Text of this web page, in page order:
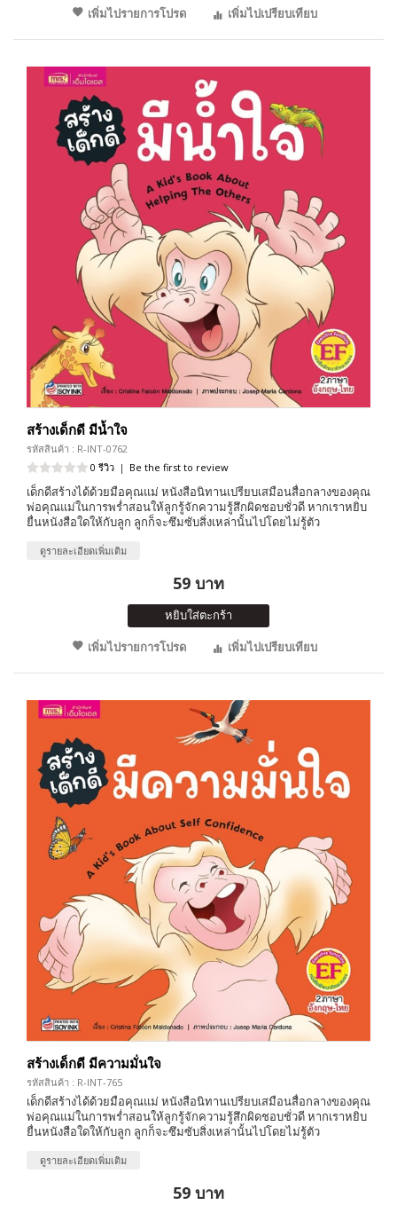
เพิ่มไปรายการโปรด
เพิ่มไปเปรียบเทียบ
สร้างเด็กดี มีน้ำใจ
รหัสสินค้า : R-INT-0762
0 รีวิว | Be the first to review
เด็กดีสร้างได้ด้วยมือคุณแม่ หนังสือนิทานเปรียบเสมือนสื่อกลางของคุณ
พ่อคุณแม่ในการพร่ำสอนให้ลูกรู้จักความรู้สึกผิดชอบชั่วดี หากเราหยิบ
ยื่นหนังสือใดให้กับลูก ลูกก็จะซึมซับสิ่งเหล่านั้นไปโดยไม่รู้ตัว
ดูรายละเอียดเพิ่มเติม
59 บาท
หยิบใส่ตะกร้า
เพิ่มไปรายการโปรด
เพิ่มไปเปรียบเทียบ
สร้างเด็กดี มีความมั่นใจ
รหัสสินค้า : R-INT-765
เด็กดีสร้างได้ด้วยมือคุณแม่ หนังสือนิทานเปรียบเสมือนสื่อกลางของคุณ
พ่อคุณแม่ในการพร่ำสอนให้ลูกรู้จักความรู้สึกผิดชอบชั่วดี หากเราหยิบ
ยื่นหนังสือใดให้กับลูก ลูกก็จะซึมซับสิ่งเหล่านั้นไปโดยไม่รู้ตัว
ดูรายละเอียดเพิ่มเติม
59 บาท